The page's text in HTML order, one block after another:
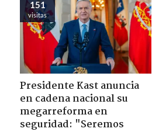
151
visitas
Presidente Kast anuncia
en cadena nacional su
megarreforma en
seguridad: "Seremos